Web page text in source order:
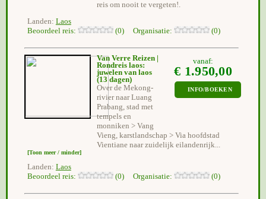
reis om nooit te vergeten!.
Landen: Laos
Beoordeel reis:
(0) Organisatie: (0)
vanaf:
€ 1.950,00
INFO/BOEKEN
Van Verre Reizen |
Rondreis laos:
juwelen van laos
(13 dagen)
Over de Mekong-
rivier naar Luang
Prabang, stad met
tempels en
monniken > Vang
Vieng, karstlandschap > Via hoofdstad
Vientiane naar zuidelijk eilandenrijk...
[Toon meer / minder]
Landen: Laos
Beoordeel reis:
(0) Organisatie: (0)